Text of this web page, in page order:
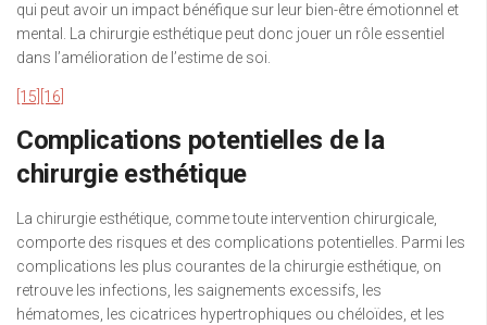
qui peut avoir un impact bénéfique sur leur bien-être émotionnel et
mental. La chirurgie esthétique peut donc jouer un rôle essentiel
dans l’amélioration de l’estime de soi.
[15] [16]
Complications potentielles de la
chirurgie esthétique
La chirurgie esthétique, comme toute intervention chirurgicale,
comporte des risques et des complications potentielles. Parmi les
complications les plus courantes de la chirurgie esthétique, on
retrouve les infections, les saignements excessifs, les
hématomes, les cicatrices hypertrophiques ou chéloïdes, et les